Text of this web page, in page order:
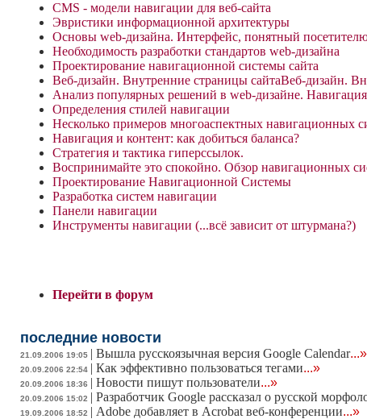
CMS - модели навигации для веб-сайта
Эвристики информационной архитектуры
Основы web-дизайна. Интерфейс, понятный
Необходимость разработки стандартов web-дизайна
Проектирование навигационной системы сайта
Веб-дизайн. Внутренние страницы сайтаВеб-дизайн.
Анализ популярных решений в web-дизайне.
Определения стилей навигации
Несколько примеров многоаспектных навигационных
Навигация и контент: как добиться баланса?
Стратегия и тактика гиперссылок.
Воспринимайте это спокойно. Обзор навигационных
Проектирование Навигационной Системы
Разработка систем навигации
Панели навигации
Инструменты навигации (...всё зависит от штурмана?)
Перейти в форум
последние новости
21.09.2006 19:05 | Вышла русскоязычная версия Google Calendar...»
20.09.2006 22:54 | Как эффективно пользоваться тегами...»
20.09.2006 18:36 | Новости пишут пользователи...»
20.09.2006 15:02 | Разработчик Google рассказал о русской
19.09.2006 18:52 | Adobe добавляет в Acrobat веб-конференции...»